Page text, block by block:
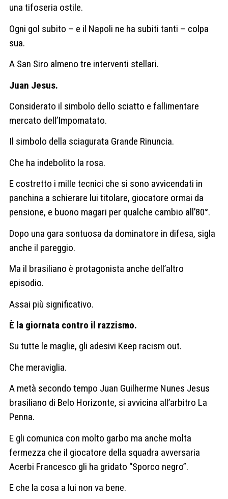
una tifoseria ostile.
Ogni gol subito – e il Napoli ne ha subiti tanti – colpa
sua.
A San Siro almeno tre interventi stellari.
Juan Jesus.
Considerato il simbolo dello sciatto e fallimentare
mercato dell’Impomatato.
Il simbolo della sciagurata Grande Rinuncia.
Che ha indebolito la rosa.
E costretto i mille tecnici che si sono avvicendati in
panchina a schierare lui titolare, giocatore ormai da
pensione, e buono magari per qualche cambio all’80°.
Dopo una gara sontuosa da dominatore in difesa, sigla
anche il pareggio.
Ma il brasiliano è protagonista anche dell’altro
episodio.
Assai più significativo.
È la giornata contro il razzismo.
Su tutte le maglie, gli adesivi Keep racism out.
Che meraviglia.
A metà secondo tempo Juan Guilherme Nunes Jesus
brasiliano di Belo Horizonte, si avvicina all’arbitro La
Penna.
E gli comunica con molto garbo ma anche molta
fermezza che il giocatore della squadra avversaria
Acerbi Francesco gli ha gridato “Sporco negro”.
E che la cosa a lui non va bene.